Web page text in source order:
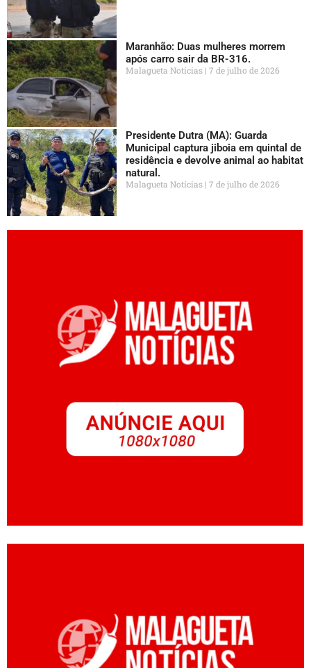
Maranhão: Duas mulheres morrem
após carro sair da BR-316.
Malagueta Notícias 7 de julho de 2026
Presidente Dutra (MA): Guarda
Municipal captura jiboia em quintal de
residência e devolve animal ao habitat
natural.
Malagueta Notícias 7 de julho de 2026